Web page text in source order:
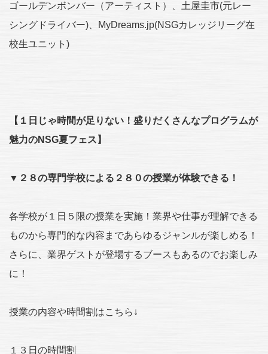
ゴールデンボンバー（アーティスト）、土屋圭市(元レー
シングドライバー)、MyDreams.jp(NSGカレッジリーグ在
校生ユニット)
【１日じゃ時間が足りない！盛りだくさんなプログラムが
魅力のNSG夏フェス】
▼２８の専門学校による２８０の授業が体験できる！
各学校が１日５限の授業を実施！業界や仕事が理解できる
ものから専門的な内容まであらゆるジャンルが楽しめる！
さらに、業界ゲストが登場するブースもあるのでお楽しみ
に！
授業の内容や時間割はこちら↓
１３日の時間割